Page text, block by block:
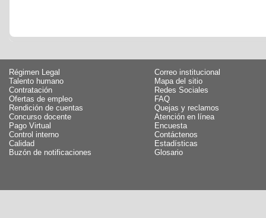
Régimen Legal
Talento humano
Contratación
Ofertas de empleo
Rendición de cuentas
Concurso docente
Pago Virtual
Control interno
Calidad
Buzón de notificaciones
Correo institucional
Mapa del sitio
Redes Sociales
FAQ
Quejas y reclamos
Atención en línea
Encuesta
Contáctenos
Estadísticas
Glosario